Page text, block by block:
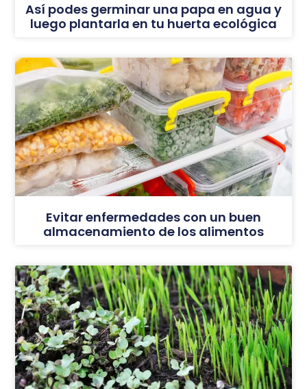
Así podes germinar una papa en agua y
luego plantarla en tu huerta ecológica
Evitar enfermedades con un buen
almacenamiento de los alimentos